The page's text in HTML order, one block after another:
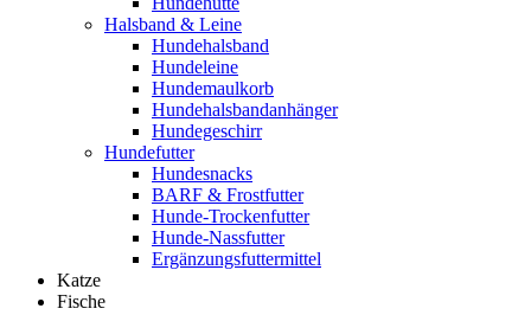
Halsband & Leine
Hundehalsband
Hundeleine
Hundemaulkorb
Hundehalsbandanhänger
Hundegeschirr
Hundefutter
Hundesnacks
BARF & Frostfutter
Hunde-Trockenfutter
Hunde-Nassfutter
Ergänzungsfuttermittel
Katze
Fische